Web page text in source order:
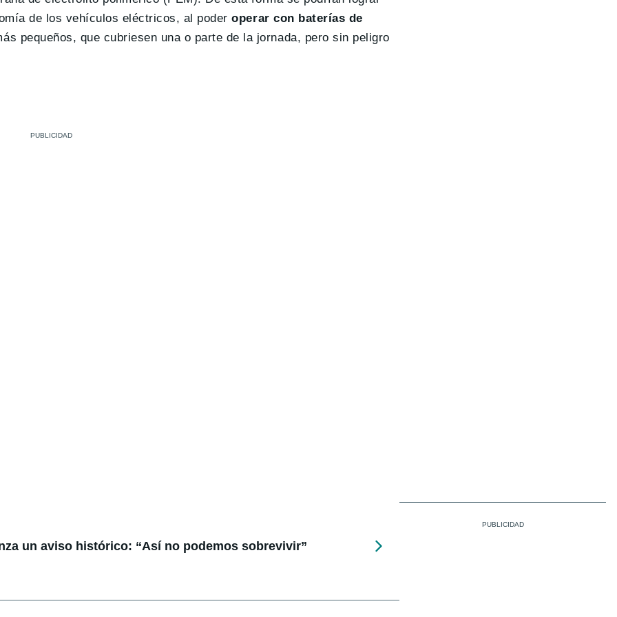
de los vehículos eléctricos, al poder operar con baterías de
pequeños, que cubriesen una o parte de la jornada, pero sin peligro
un aviso histórico: “Así no podemos sobrevivir”